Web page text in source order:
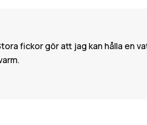
fickor gör att jag kan hålla en